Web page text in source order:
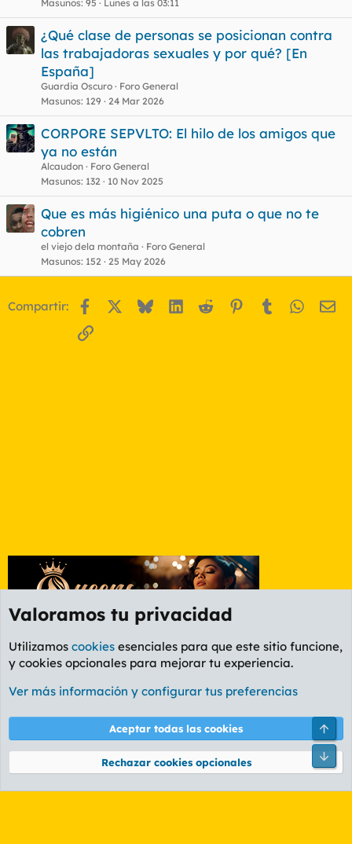
Masunos 95 Lunes a las 03:11
¿Qué clase de personas se posicionan contra
las trabajadoras sexuales y por qué? [En
España]
Guardia Oscuro
Foro General
Masunos 129 24 Mar 2026
CORPORE SEPVLTO: El hilo de los amigos que
ya no están
Alcaudon
Foro General
Masunos 132 10 Nov 2025
Que es más higiénico una puta o que no te
cobren
el viejo dela montaña
Foro General
Masunos 152 25 May 2026
Compartir: Facebook BlueskyLinkedIn
Reddit Pinterest
Tumblr
Enlace
Foro General
Cookies
PL OLDSTYLE AMARILLO
Términos y reglas Política de privacidad Ayuda
Community platform by XenForo® © 2010-2026 XenForo Ltd.
Valoramos tu privacidad
Utilizamos cookies esenciales para que este sitio funcione,
y cookies opcionales para mejorar tu experiencia.
Ver más información y configurar tus preferencias
Aceptar todas las cookies
Rechazar cookies opcionales
Pie